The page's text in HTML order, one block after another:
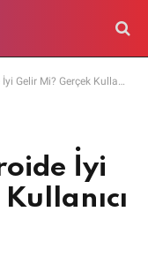
Gerçek Kullanıcı Deneyimleri
İyi